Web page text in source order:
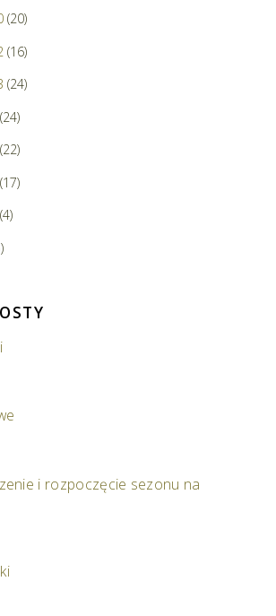
(20)
(16)
(24)
(24)
(22)
(17)
(4)
i rozpoczęcie sezonu na